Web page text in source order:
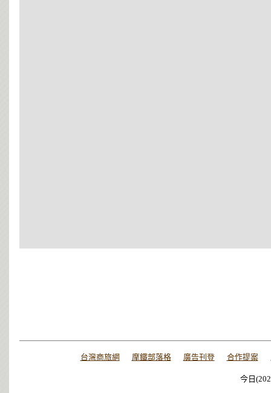
台灣商旅網 摩鐵部落格 廣告刊登 合作提案
今日